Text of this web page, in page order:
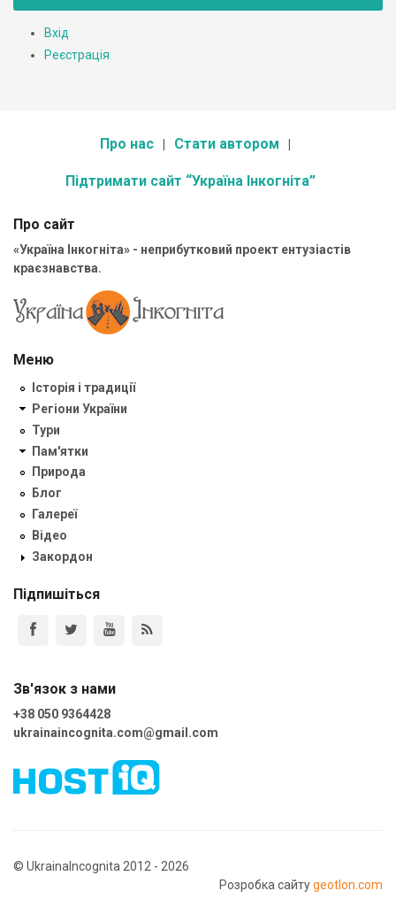
Вхід
Реєстрація
Про нас Стати автором
Підтримати сайт “Україна Інкогніта”
Про сайт
«Україна Інкогніта» - неприбутковий проект ентузіастів
краєзнавства.
Меню
Історія і традиції
Регіони України
Тури
Пам'ятки
Природа
Блог
Галереї
Відео
Закордон
Підпишіться
Зв'язок з нами
+38 050 9364428
ukrainaincognita.com@gmail.com
© UkrainaIncognita 2012 - 2026
Розробка сайтуgeotlon.com